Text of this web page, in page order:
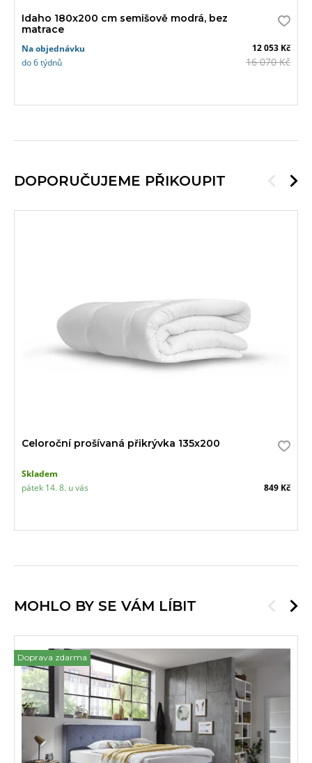
Idaho 180x200 cm semišově modrá, bez
matrace
Na objednávku
do 6 týdnů
12 053 Kč
16 070 Kč
DOPORUČUJEME PŘIKOUPIT
Celoroční prošívaná přikrývka 135x200
Skladem
pátek 14. 8. u vás
849 Kč
MOHLO BY SE VÁM LÍBIT
Doprava zdarma